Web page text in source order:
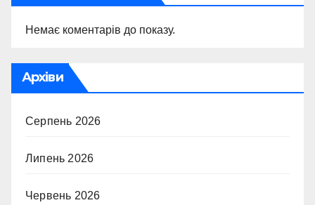
Немає коментарів до показу.
Архіви
Серпень 2026
Липень 2026
Червень 2026